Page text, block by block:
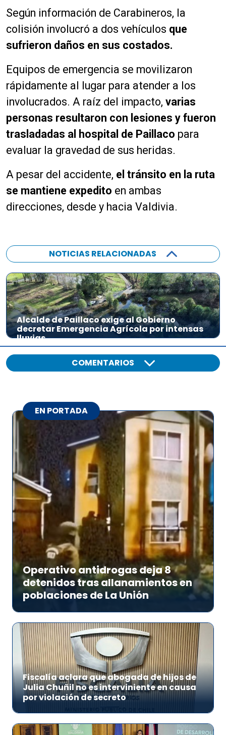
Según información de Carabineros, la
colisión involucró a dos vehículos que
sufrieron daños en sus costados.
Equipos de emergencia se movilizaron
rápidamente al lugar para atender a los
involucrados. A raíz del impacto, varias
personas resultaron con lesiones y fueron
trasladadas al hospital de Paillaco para
evaluar la gravedad de sus heridas.
A pesar del accidente, el tránsito en la ruta
se mantiene expedito en ambas
direcciones, desde y hacia Valdivia.
NOTICIAS RELACIONADAS
Alcalde de Paillaco exige al Gobierno
decretar Emergencia Agrícola por intensas
lluvias
COMENTARIOS
EN PORTADA
Operativo antidrogas deja 8
detenidos tras allanamientos en
poblaciones de La Unión
Fiscalía aclara que abogada de hijos de
Julia Chuñil no es interviniente en causa
por violación de secreto